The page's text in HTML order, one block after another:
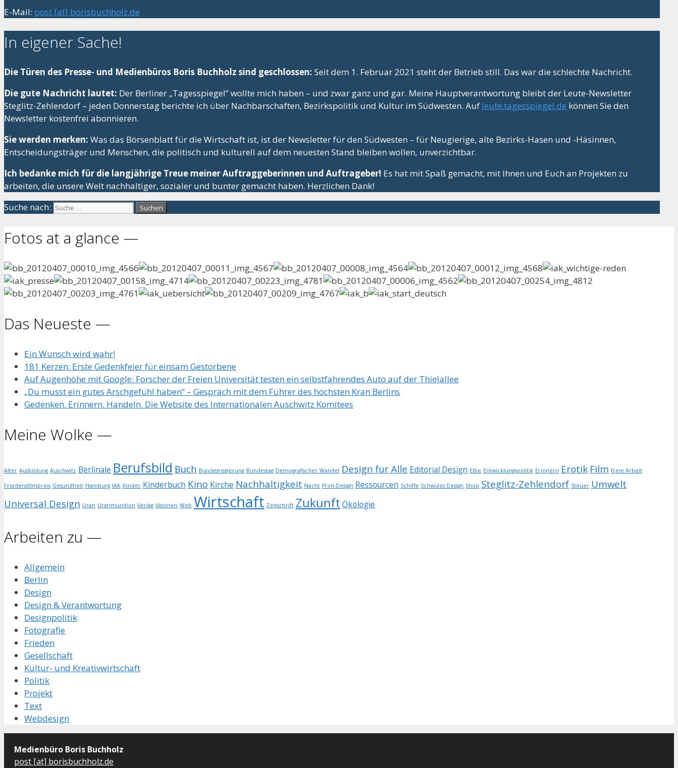
E-Mail: post [at] borisbuchholz.de
In eigener Sache!
Die Türen des Presse- und Medienbüros Boris Buchholz sind geschlossen: Seit dem 1. Februar 2021 steht der Betrieb still. Das war die schlechte Nachricht.
Die gute Nachricht lautet: Der Berliner „Tagesspiegel“ wollte mich haben – und zwar ganz und gar. Meine Hauptverantwortung bleibt der Leute-Newsletter
Steglitz-Zehlendorf – jeden Donnerstag berichte ich über Nachbarschaften, Bezirkspolitik und Kultur im Südwesten. Auf leute.tagesspiegel.de können Sie den
Newsletter kostenfrei abonnieren.
Sie werden merken: Was das Börsenblatt für die Wirtschaft ist, ist der Newsletter für den Südwesten – für Neugierige, alte Bezirks-Hasen und -Häsinnen,
Entscheidungsträger und Menschen, die politisch und kulturell auf dem neuesten Stand bleiben wollen, unverzichtbar.
Ich bedanke mich für die langjährige Treue meiner Auftraggeberinnen und Auftrageber! Es hat mit Spaß gemacht, mit Ihnen und Euch an Projekten zu
arbeiten, die unsere Welt nachhaltiger, sozialer und bunter gemacht haben. Herzlichen Dank!
Suche nach:
Fotos at a glance —
Das Neueste —
Ein Wunsch wird wahr!
181 Kerzen: Erste Gedenkfeier für einsam Gestorbene
Auf Augenhöhe mit Google: Forscher der Freien Universität testen ein selbstfahrendes Auto auf der Thielallee
„Du musst ein gutes Arschgefühl haben“ – Gespräch mit dem Führer des höchsten Kran Berlins
Gedenken. Erinnern. Handeln. Die Website des Internationalen Auschwitz Komitees
Meine Wolke —
Alter Ausbildung Auschwitz Berlinale Berufsbild Buch Bundesregierung Bundestag Demografischer Wandel Design für Alle Editorial Design Elbe Entwicklungspolitik Erinnern Erotik Film freie Arbeit
Friedensfilmpreis Gesundheit Hamburg IAK Kinder Kinderbuch Kino Kirche Nachhaltigkeit Nacht Print-Design Ressourcen Schiffe Schwules Design Shop Steglitz-Zehlendorf Steuer Umwelt
Universal Design Uran Uranmunition Verlag Visionen Web Wirtschaft Zeitschrift Zukunft Ökologie
Arbeiten zu —
Allgemein
Berlin
Design
Design & Verantwortung
Designpolitik
Fotografie
Frieden
Gesellschaft
Kultur- und Kreativwirtschaft
Politik
Projekt
Text
Webdesign
Medienbüro Boris Buchholz
post [at] borisbuchholz.de